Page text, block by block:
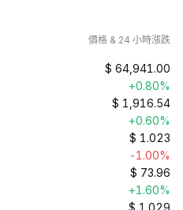
價格 & 24 小時漲跌
$ 64,941.00
+0.80%
$ 1,916.54
+0.60%
$ 1.023
-1.00%
$ 73.96
+1.60%
$ 1.029